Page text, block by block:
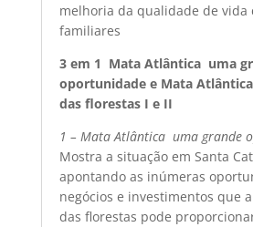
melhoria da qualidade de vida
familiares
3 em 1  Mata Atlântica  uma
oportunidade e Mata Atlântica
das florestas I e II
1 – Mata Atlântica  uma grande
Mostra a situação em Santa
apontando as inúmeras
negócios e investimentos que
das florestas pode